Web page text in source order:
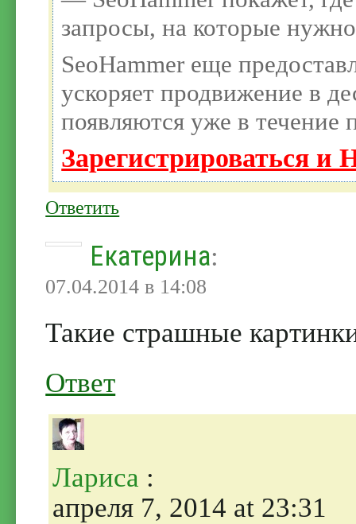
запросы, на которые
SeoHammer еще
ускоряет продвижение в
появляются уже в течение
Зарегистрироваться и
Ответить
Екатерина:
07.04.2014 в 14:08
Такие страшные
Ответ
Лариса :
апреля 7, 2014 at 23:31